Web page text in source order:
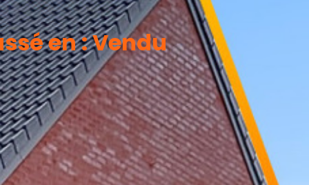
en : Vendu